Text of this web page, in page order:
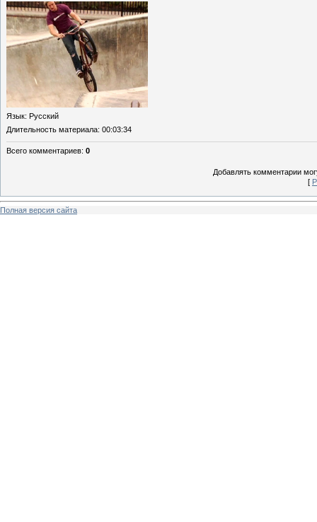
Язык: Русский
Длительность материала: 00:03:34
Всего комментариев: 0
Добавлять комментарии
[
Полная версия сайта